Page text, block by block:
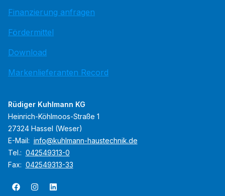
Finanzierung anfragen
Fördermittel
Download
Markenlieferanten Record
Rüdiger Kuhlmann KG
Heinrich-Köhlmoos-Straße 1
27324 Hassel (Weser)
E-Mail: info@kuhlmann-haustechnik.de
Tel.: 042549313-0
Fax: 042549313-33